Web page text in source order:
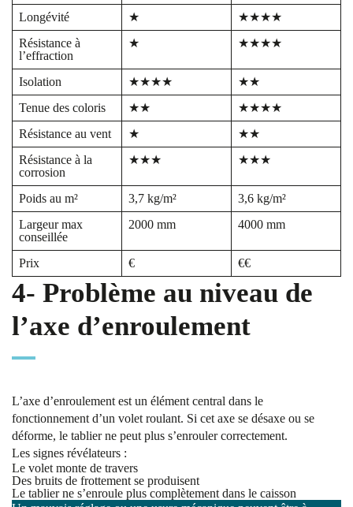
Longévité ★
★★★★
Résistance à
l’effraction
★ ★★★★
Isolation ★★★★
★★
Tenue des coloris
★★
★★★★
Résistance au vent
★
★★
Résistance à la
corrosion
★★★ ★★★
Poids au m² 3,7 kg/m²
3,6 kg/m²
Largeur max
conseillée
2000 mm 4000 mm
Prix € €€
4- Problème au niveau de
l’axe d’enroulement
L’axe d’enroulement est un élément central dans le
fonctionnement d’un volet roulant. Si cet axe se désaxe ou se
déforme, le tablier ne peut plus s’enrouler correctement.
Les signes révélateurs :
Le volet monte de travers
Des bruits de frottement se produisent
Le tablier ne s’enroule plus complètement dans le caisson